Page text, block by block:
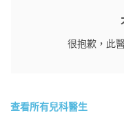
很抱歉，此
查看所有兒科醫生